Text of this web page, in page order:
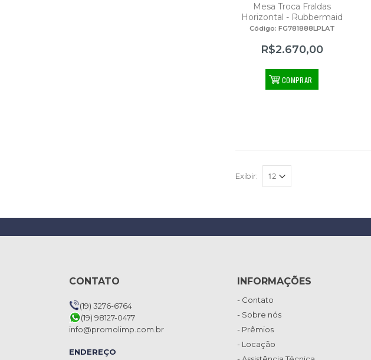
Mesa Troca Fraldas
Horizontal - Rubbermaid
Código: FG781888LPLAT
R$2.670,00
COMPRAR
Exibir:
CONTATO
(19) 3276-6764
(19) 98127-0477
info@promolimp.com.br
ENDEREÇO
INFORMAÇÕES
- Contato
- Sobre nós
- Prêmios
- Locação